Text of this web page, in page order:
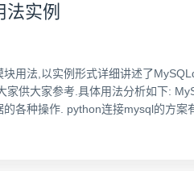
法实例
用法,以实例形式详细讲述了
家供大家参考.具体用法分析如下:
各种操作. python连接mysql的方案